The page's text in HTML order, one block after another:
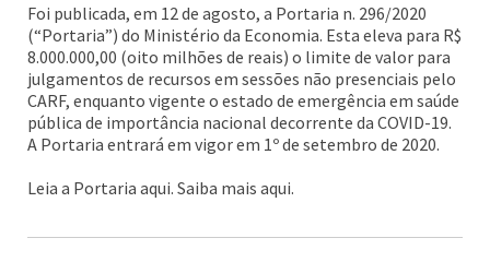
Foi publicada, em 12 de agosto, a Portaria n. 296/2020
(“Portaria”) do Ministério da Economia. Esta eleva para R$
8.000.000,00 (oito milhões de reais) o limite de valor para
julgamentos de recursos em sessões não presenciais pelo
CARF, enquanto vigente o estado de emergência em saúde
pública de importância nacional decorrente da COVID-19.
A Portaria entrará em vigor em 1º de setembro de 2020.
Leia a Portaria aqui. Saiba mais aqui.